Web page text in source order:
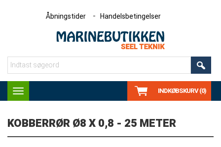
Åbningstider Handelsbetingelser
Toggle
navigation
INDKØBSKURV (0)
KOBBERRØR Ø8 X 0,8 - 25 METER